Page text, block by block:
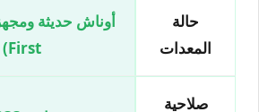
حالة
المعدات
First)
صلاحية